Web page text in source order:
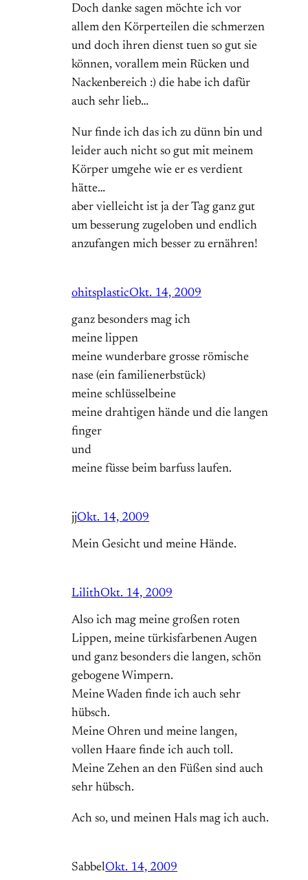
Doch danke sagen möchte ich vor
allem den Körperteilen die schmerzen
und doch ihren dienst tuen so gut sie
können, vorallem mein Rücken und
Nackenbereich :) die habe ich dafür
auch sehr lieb…
Nur finde ich das ich zu dünn bin und
leider auch nicht so gut mit meinem
Körper umgehe wie er es verdient
hätte…
aber vielleicht ist ja der Tag ganz gut
um besserung zugeloben und endlich
anzufangen mich besser zu ernähren!
ohitsplasticOkt. 14, 2009
ganz besonders mag ich
meine lippen
meine wunderbare grosse römische
nase (ein familienerbstück)
meine schlüsselbeine
meine drahtigen hände und die langen
finger
und
meine füsse beim barfuss laufen.
jjOkt. 14, 2009
Mein Gesicht und meine Hände.
LilithOkt. 14, 2009
Also ich mag meine großen roten
Lippen, meine türkisfarbenen Augen
und ganz besonders die langen, schön
gebogene Wimpern.
Meine Waden finde ich auch sehr
hübsch.
Meine Ohren und meine langen,
vollen Haare finde ich auch toll.
Meine Zehen an den Füßen sind auch
sehr hübsch.
Ach so, und meinen Hals mag ich auch.
SabbelOkt. 14, 2009